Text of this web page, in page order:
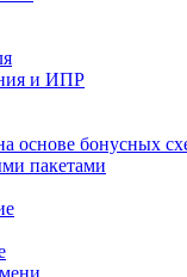
и ИПР
основе бонусных
пакетами